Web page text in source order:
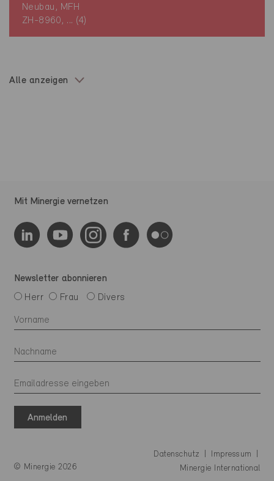
Neubau, MFH
ZH-8960, ... (4)
Alle anzeigen
Mit Minergie vernetzen
Newsletter abonnieren
Herr
Frau Divers
Anmelden
© Minergie 2026
Datenschutz
Impressum
Minergie International